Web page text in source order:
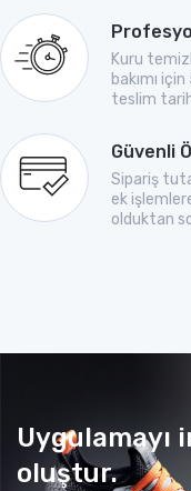
Kuru
bakımı
teslim
Güvenli
Sipariş
ek
olduktan
Uygulamayı
oluştur.